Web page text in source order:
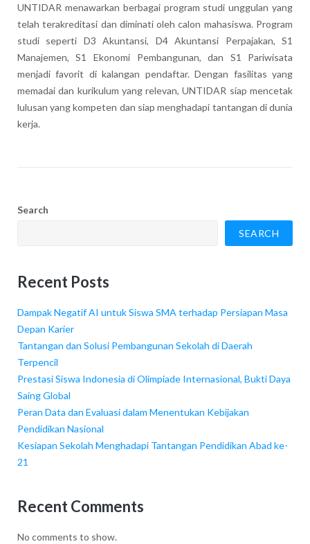
UNTIDAR menawarkan berbagai program studi unggulan yang
telah terakreditasi dan diminati oleh calon mahasiswa. Program
studi seperti D3 Akuntansi, D4 Akuntansi Perpajakan, S1
Manajemen, S1 Ekonomi Pembangunan, dan S1 Pariwisata
menjadi favorit di kalangan pendaftar. Dengan fasilitas yang
memadai dan kurikulum yang relevan, UNTIDAR siap mencetak
lulusan yang kompeten dan siap menghadapi tantangan di dunia
kerja.
Search
SEARCH
Recent Posts
Dampak Negatif AI untuk Siswa SMA terhadap Persiapan Masa
Depan Karier
Tantangan dan Solusi Pembangunan Sekolah di Daerah
Terpencil
Prestasi Siswa Indonesia di Olimpiade Internasional, Bukti Daya
Saing Global
Peran Data dan Evaluasi dalam Menentukan Kebijakan
Pendidikan Nasional
Kesiapan Sekolah Menghadapi Tantangan Pendidikan Abad ke-
21
Recent Comments
No comments to show.